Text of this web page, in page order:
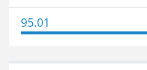
95.01